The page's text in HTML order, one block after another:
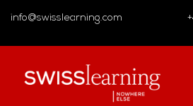
info@swisslearning.com